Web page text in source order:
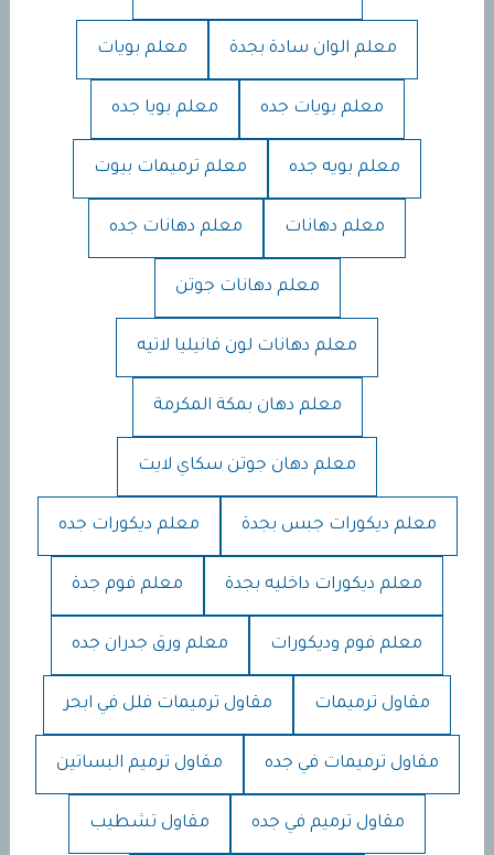
معلم الوان سادة بجدة معلم بويات
معلم بويات جده معلم بويا جده
معلم بويه جده معلم ترميمات بيوت
معلم دهانات معلم دهانات جده
معلم دهانات جوتن
معلم دهانات لون فانيليا لاتيه
معلم دهان بمكة المكرمة
معلم دهان جوتن سكاي لايت
معلم ديكورات جبس بجدة معلم ديكورات جده
معلم ديكورات داخليه بجدة معلم فوم جدة
معلم فوم وديكورات معلم ورق جدران جده
مقاول ترميمات مقاول ترميمات فلل في ابحر
مقاول ترميمات في جده مقاول ترميم البساتين
مقاول ترميم في جده مقاول تشطيب